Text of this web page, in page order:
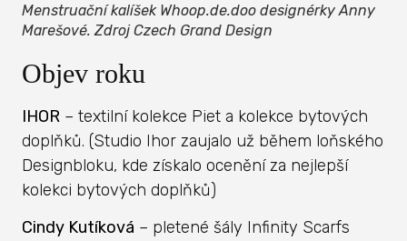
Menstruační kalíšek Whoop.de.doo designérky Anny
Marešové. Zdroj Czech Grand Design
Objev roku
IHOR – textilní kolekce Piet a kolekce bytových
doplňků. (Studio Ihor zaujalo už během loňského
Designbloku, kde získalo ocenění za nejlepší
kolekci bytových doplňků)
Cindy Kutíková – pletené šály Infinity Scarfs